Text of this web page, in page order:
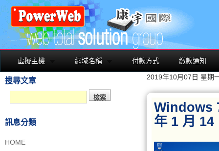
虛擬主機 網域名稱 付款方式 繳款通知
搜尋文章
訊息分類
HOME
2019年10月07日 星期
Windows
年 1 月 14